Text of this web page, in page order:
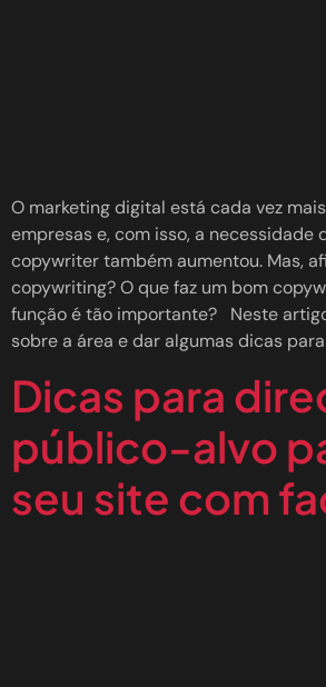
O marketing digital está cada vez
empresas e, com isso, a necessidade
copywriter também aumentou. Mas,
copywriting? O que faz um bom
função é tão importante? Neste
sobre a área e dar algumas dicas
Dicas para
público-alvo
seu site com